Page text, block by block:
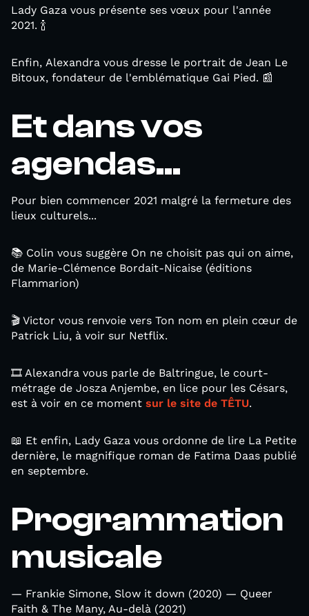
Lady Gaza vous présente ses vœux pour l'année
2021. 🍾
Enfin, Alexandra vous dresse le portrait de Jean Le
Bitoux, fondateur de l'emblématique Gai Pied. 📰
Et dans vos
agendas...
Pour bien commencer 2021 malgré la fermeture des
lieux culturels...
📚 Colin vous suggère On ne choisit pas qui on aime,
de Marie-Clémence Bordait-Nicaise (éditions
Flammarion)
🎬 Victor vous renvoie vers Ton nom en plein cœur de
Patrick Liu, à voir sur Netflix.
🎞️ Alexandra vous parle de Baltringue, le court-
métrage de Josza Anjembe, en lice pour les Césars,
est à voir en ce moment sur le site de TÊTU.
📖 Et enfin, Lady Gaza vous ordonne de lire La Petite
dernière, le magnifique roman de Fatima Daas publié
en septembre.
Programmation
musicale
— Frankie Simone, Slow it down (2020) — Queer
Faith & The Many, Au-delà (2021)